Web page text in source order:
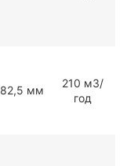
82,5 мм
210 мЗ/
год